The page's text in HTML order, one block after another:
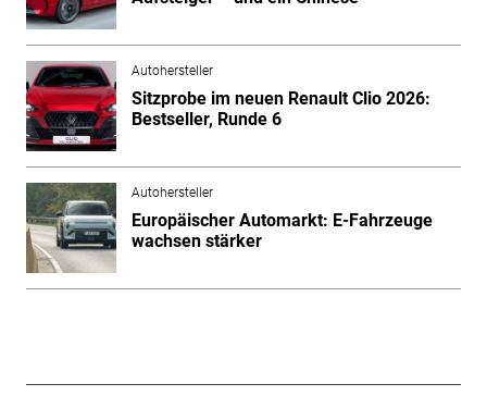
Autohersteller
Sitzprobe im neuen Renault Clio 2026:
Bestseller, Runde 6
Autohersteller
Europäischer Automarkt: E-Fahrzeuge
wachsen stärker